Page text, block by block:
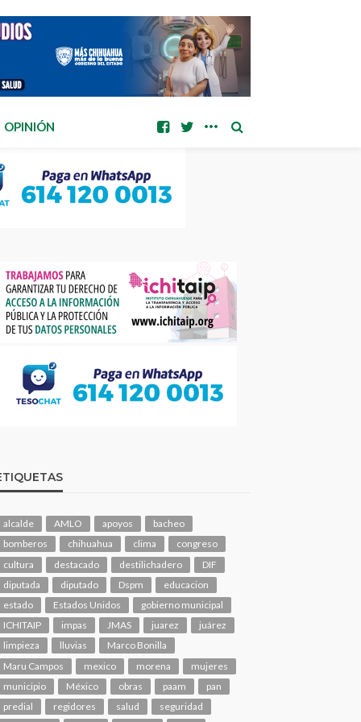
OPINIÓN
alcalde AMLO apoyos
bacheo
bomberos
chihuahua clima
congreso
cultura
destacado destilichadero
DIF
diputada
diputado Dspm
educacion
estado
Estados Unidos
gobierno municipal
ICHITAIP
impas JMAS juarez
juárez
limpieza
lluvias
Marco Bonilla
Maru Campos
mexico morena
mujeres
municipio
México obras paam
pan
predial
regidores salud
seguridad